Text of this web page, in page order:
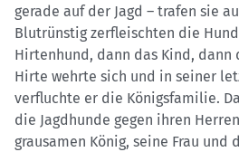
gerade auf der Jagd – trafen sie
Blutrünstig zerfleischten die
Hirtenhund, dann das Kind,
Hirte wehrte sich und in seiner
verfluchte er die Königsfamilie.
die Jagdhunde gegen ihren
grausamen König, seine Frau und